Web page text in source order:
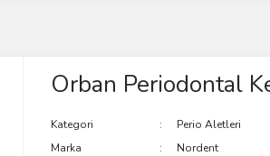
Orban Periodontal
Kategori
Perio Aletleri
Marka
Nordent